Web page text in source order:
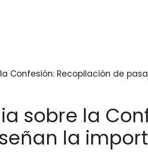
Confesión: Recopilación de
sobre la
la